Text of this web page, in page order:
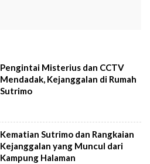
Pengintai Misterius dan CCTV
Mendadak, Kejanggalan di Rumah
Sutrimo
Kematian Sutrimo dan Rangkaian
Kejanggalan yang Muncul dari
Kampung Halaman